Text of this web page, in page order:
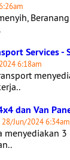
Services -
6:18am
dan Van
28/Jun/2024 6:34am
menyediakan